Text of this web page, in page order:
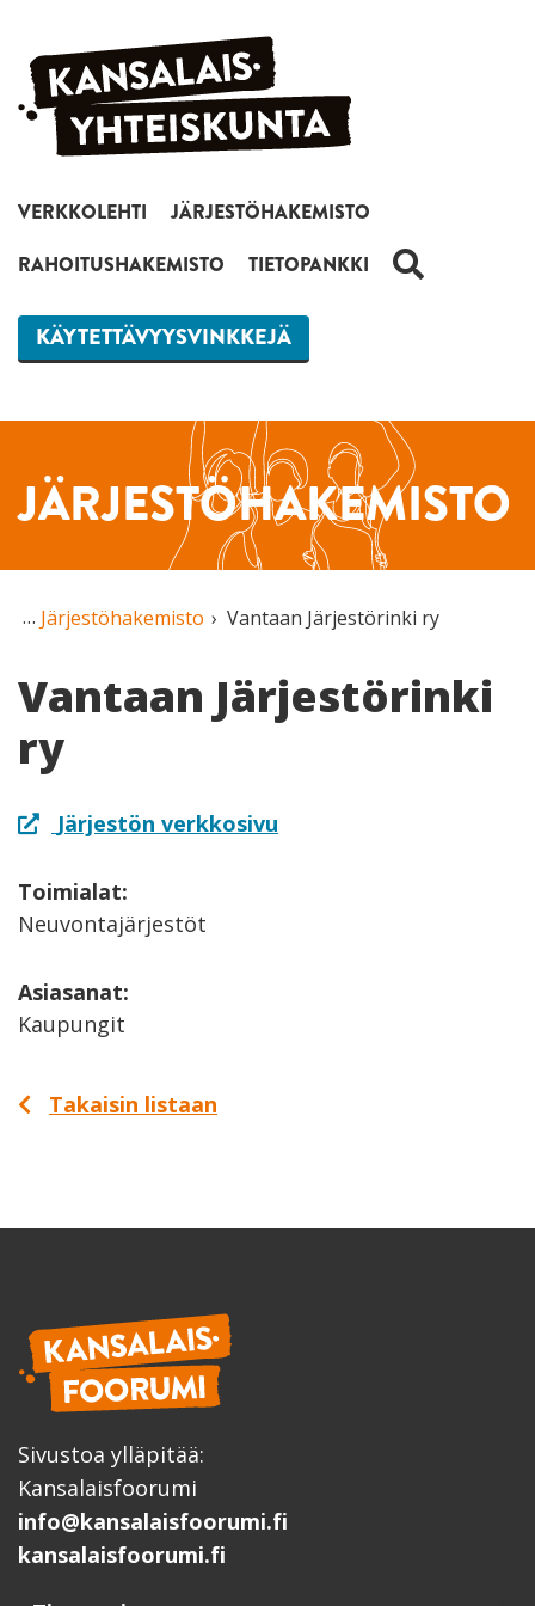
Siirry sisältöön
VERKKOLEHTI
JÄRJESTÖHAKEMISTO
RAHOITUSHAKEMISTO
TIETOPANKKI HAKU
KÄYTETTÄVYYSVINKKEJÄ
JÄRJESTÖHAKEMISTO
Järjestöhakemisto Vantaan Järjestörinki ry
Vantaan Järjestörinki
ry
Järjestön verkkosivu
Toimialat:
Neuvontajärjestöt
Asiasanat:
Kaupungit
Takaisin listaan
Sivustoa ylläpitää:
Kansalaisfoorumi
info@kansalaisfoorumi.fi
kansalaisfoorumi.fi